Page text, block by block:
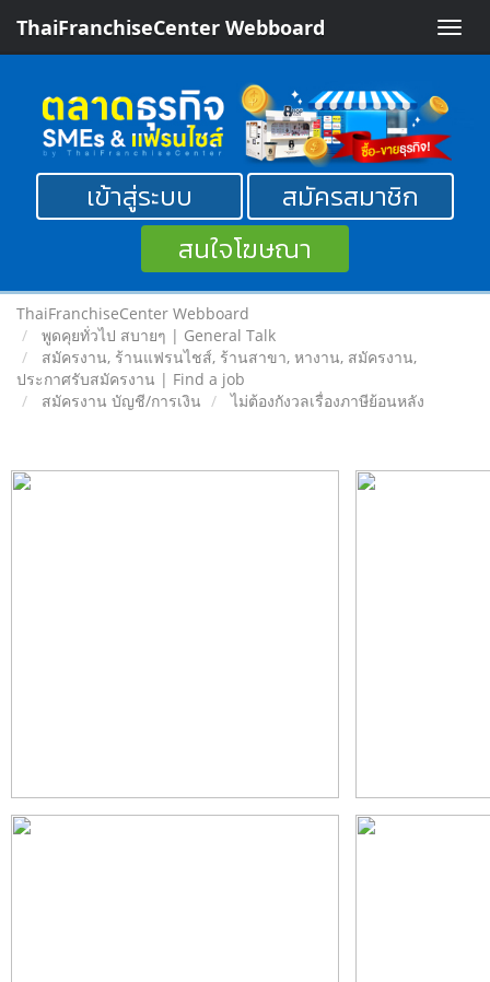
Toggle
ThaiFranchiseCenter Webboard
เข้าสู่ระบบ
สมัครสมาชิก
สนใจโฆษณา
ThaiFranchiseCenter Webboard
พูดคุยทั่วไป สบายๆ | General Talk
สมัครงาน, ร้านแฟรนไชส์, ร้านสาขา, หางาน, สมัครงาน,
ประกาศรับสมัครงาน | Find a job
สมัครงาน บัญชี/การเงิน
ไม่ต้องกังวลเรื่องภาษีย้อนหลัง